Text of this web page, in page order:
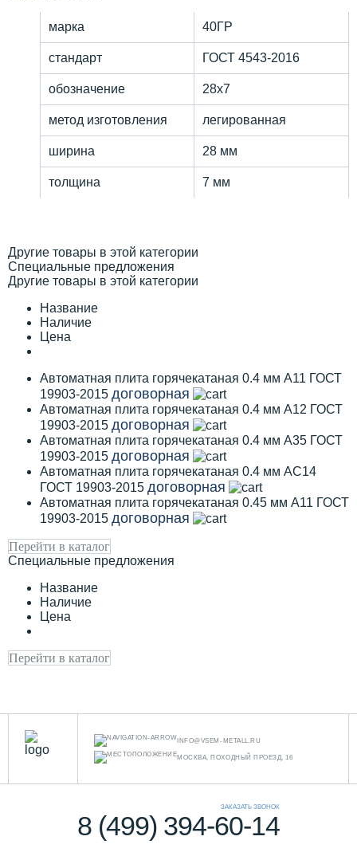
марка 40ГР
стандарт ГОСТ 4543-2016
обозначение 28х7
метод изготовления легированная
ширина 28 мм
толщина 7 мм
Другие товары в этой категории
Специальные предложения
Другие товары в этой категории
Название
Наличие
Цена
Автоматная плита горячекатаная 0.4 мм А11 ГОСТ
19903-2015 договорная
Автоматная плита горячекатаная 0.4 мм А12 ГОСТ
19903-2015 договорная
Автоматная плита горячекатаная 0.4 мм А35 ГОСТ
19903-2015 договорная
Автоматная плита горячекатаная 0.4 мм АС14
ГОСТ 19903-2015 договорная
Автоматная плита горячекатаная 0.45 мм А11 ГОСТ
19903-2015 договорная
Перейти в каталог
Специальные предложения
Название
Наличие
Цена
Перейти в каталог
INFO@VSEM-METALL.RU
МОСКВА, ПОХОДНЫЙ ПРОЕЗД, 16
ЗАКАЗАТЬ ЗВОНОК
8 (499) 394-60-14